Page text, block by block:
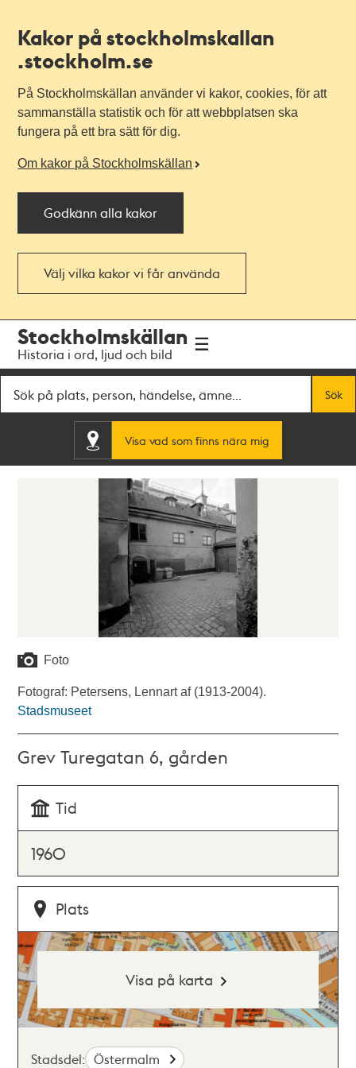
Kakor på stockholmskallan
.stockholm.se
På Stockholmskällan använder vi kakor, cookies, för att
sammanställa statistik och för att webbplatsen ska
fungera på ett bra sätt för dig.
Om kakor på Stockholmskällan
Godkänn alla kakor
Välj vilka kakor vi får använda
navigationen
huvudinnehållet
Stockholmskällan
Historia i ord, ljud och bild
Sök
Visa vad som finns nära mig
Foto
Fotograf: Petersens, Lennart af (1913-2004).
Stadsmuseet
Grev Turegatan 6, gården
Tid
1960
Plats
Visa på karta
Stadsdel: Östermalm